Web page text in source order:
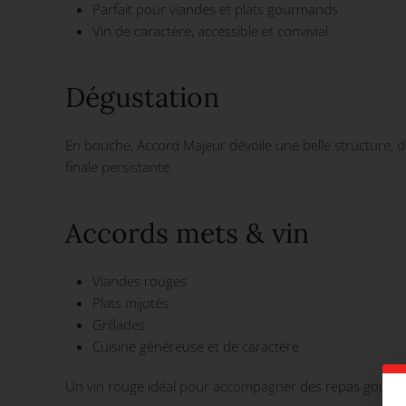
Parfait pour viandes et plats gourmands
Vin de caractère, accessible et convivial
Dégustation
En bouche, Accord Majeur dévoile une belle
finale persistante.
Accords mets & vin
Viandes rouges
Plats mijotés
Grillades
Cuisine généreuse et de caractère
Un vin rouge idéal pour accompagner des repas